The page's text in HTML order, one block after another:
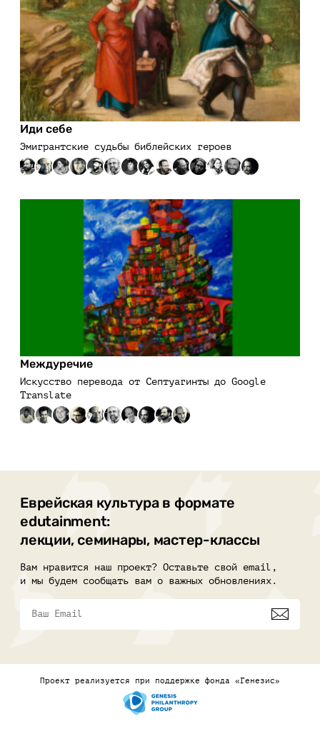
Иди себе
Эмигрантские судьбы библейских героев
Междуречие
Искусство перевода от Септуагинты до Google
Translate
Еврейская культура в формате
edutainment:
лекции, семинары, мастер-классы
Вам нравится наш проект? Оставьте свой email,
и мы будем сообщать вам о важных обновлениях.
Проект реализуется при поддержке фонда «Генезис»